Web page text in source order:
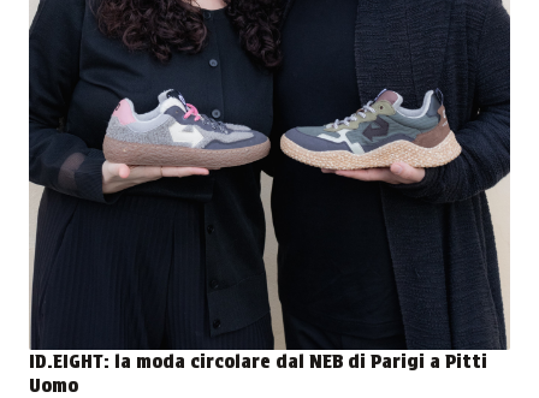
ID.EIGHT: la moda circolare dal NEB di Parigi a Pitti
Uomo